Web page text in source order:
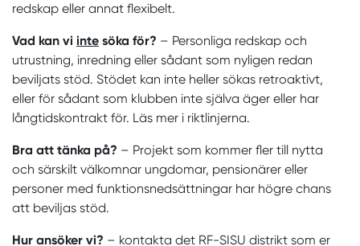
redskap eller annat flexibelt.
Vad kan vi inte söka för? – Personliga redskap och
utrustning, inredning eller sådant som nyligen redan
beviljats stöd. Stödet kan inte heller sökas retroaktivt,
eller för sådant som klubben inte själva äger eller har
långtidskontrakt för. Läs mer i riktlinjerna.
Bra att tänka på? – Projekt som kommer fler till nytta
och särskilt välkomnar ungdomar, pensionärer eller
personer med funktionsnedsättningar har högre chans
att beviljas stöd.
Hur ansöker vi? – kontakta det RF-SISU distrikt som er